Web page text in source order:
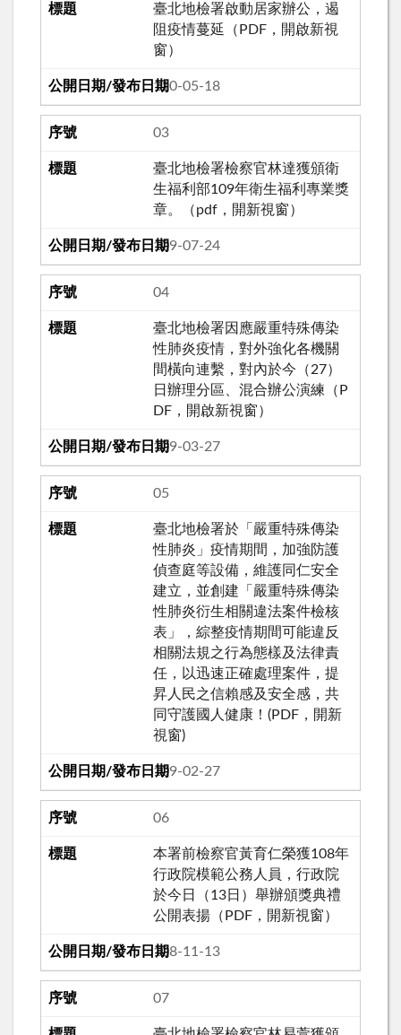
臺北地檢署啟動居家辦公，遏
阻疫情蔓延（PDF，開啟新視
窗）
110-05-18
03
臺北地檢署檢察官林達獲頒衛
生福利部109年衛生福利專業獎
章。（pdf，開新視窗）
109-07-24
04
臺北地檢署因應嚴重特殊傳染
性肺炎疫情，對外強化各機關
間橫向連繫，對內於今（27）
日辦理分區、混合辦公演練（P
DF，開啟新視窗）
109-03-27
05
臺北地檢署於「嚴重特殊傳染
性肺炎」疫情期間，加強防護
偵查庭等設備，維護同仁安全
建立，並創建「嚴重特殊傳染
性肺炎衍生相關違法案件檢核
表」，綜整疫情期間可能違反
相關法規之行為態樣及法律責
任，以迅速正確處理案件，提
昇人民之信賴感及安全感，共
同守護國人健康！(PDF，開新
視窗)
109-02-27
06
本署前檢察官黃育仁榮獲108年
行政院模範公務人員，行政院
於今日（13日）舉辦頒獎典禮
公開表揚（PDF，開新視窗）
108-11-13
07